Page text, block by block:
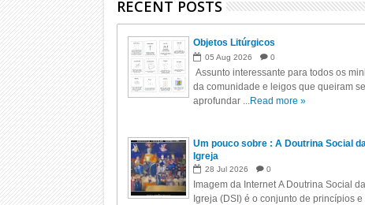
RECENT POSTS
Objetos Litúrgicos
05 Aug 2026 0
Assunto interessante para todos os
da comunidade e leigos que queiram se
aprofundar ...Read more »
Um pouco sobre : A Doutrina Social
Igreja
28 Jul 2026 0
Imagem da Internet A Doutrina Social da
Igreja (DSI) é o conjunto de princípios e